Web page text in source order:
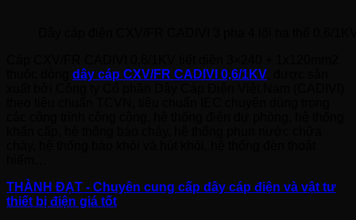
dây cáp CXV/FR CADIVI 0,6/1KV
THÀNH ĐẠT - Chuyên cung cấp dây cáp điện và vật tư
thiết bị điện giá tốt